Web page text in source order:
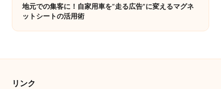
地元での集客に！自家用車を“走る広告”に変えるマグネ
ットシートの活用術
リンク